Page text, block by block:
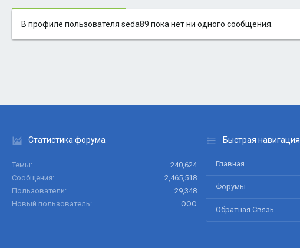
В профиле пользователя seda89 пока нет ни одного сообщения.
Статистика форума
Темы
240,624
Сообщения
2,465,518
Пользователи
29,348
Новый пользователь
ООО
Быстрая навигация
Главная
Форумы
Обратная Связь